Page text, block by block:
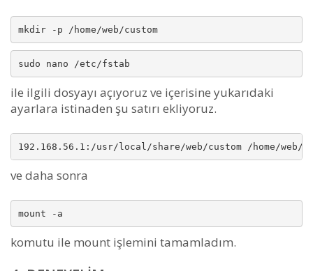
mkdir -p /home/web/custom
sudo nano /etc/fstab
ile ilgili dosyayı açıyoruz ve içerisine yukarıdaki
ayarlara istinaden şu satırı ekliyoruz.
192.168.56.1:/usr/local/share/web/custom /home/web/
ve daha sonra
mount -a
komutu ile mount işlemini tamamladım.